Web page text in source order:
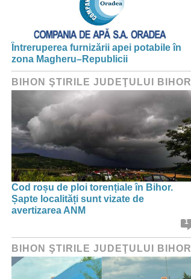
Întreruperea furnizării apei potabile în
zona Magheru–Republicii
BIHON ŞTIRILE JUDEŢULUI BIHOR
Cod roșu de ploi torențiale în Bihor.
Șapte localități sunt vizate de
avertizarea ANM
1
BIHON ŞTIRILE JUDEŢULUI BIHOR